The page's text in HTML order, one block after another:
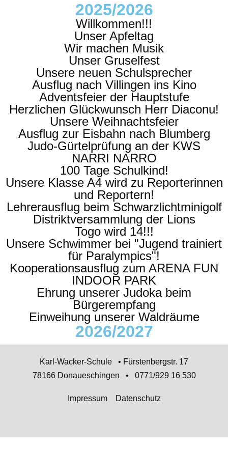
2025/2026
Willkommen!!!
Unser Apfeltag
Wir machen Musik
Unser Gruselfest
Unsere neuen Schulsprecher
Ausflug nach Villingen ins Kino
Adventsfeier der Hauptstufe
Herzlichen Glückwunsch Herr Diaconu!
Unsere Weihnachtsfeier
Ausflug zur Eisbahn nach Blumberg
Judo-Gürtelprüfung an der KWS
NARRI NARRO
100 Tage Schulkind!
Unsere Klasse A4 wird zu Reporterinnen
und Reportern!
Lehrerausflug beim Schwarzlichtminigolf
Distriktversammlung der Lions
Togo wird 14!!!
Unsere Schwimmer bei "Jugend trainiert
für Paralympics"!
Kooperationsausflug zum ARENA FUN
INDOOR PARK
Ehrung unserer Judoka beim
Bürgerempfang
Einweihung unserer Waldräume
2026/2027
Karl-Wacker-Schule • Fürstenbergstr. 17
78166 Donaueschingen • 0771/929 16 530
Impressum Datenschutz